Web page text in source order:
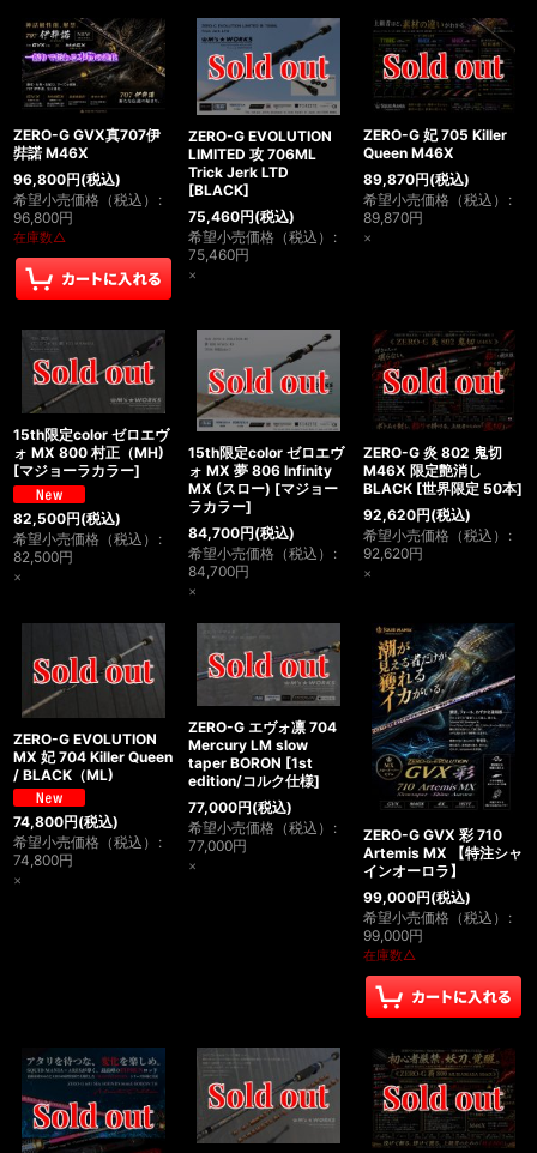
ZERO-G GVX真707伊
弉諾 M46X
96,800円(税込)
希望小売価格（税込） :
96,800円
在庫数△
ZERO-G EVOLUTION
LIMITED 攻 706ML
Trick Jerk LTD
[BLACK]
75,460円(税込)
希望小売価格（税込） :
75,460円
×
ZERO-G 妃 705 Killer
Queen M46X
89,870円(税込)
希望小売価格（税込） :
89,870円
×
15th限定color ゼロエヴ
ォ MX 800 村正（MH)
[マジョーラカラー]
82,500円(税込)
希望小売価格（税込） :
82,500円
×
15th限定color ゼロエヴ
ォ MX 夢 806 Infinity
MX (スロー) [マジョー
ラカラー]
84,700円(税込)
希望小売価格（税込） :
84,700円
×
ZERO-G 炎 802 鬼切
M46X 限定艶消し
BLACK [世界限定 50本]
92,620円(税込)
希望小売価格（税込） :
92,620円
×
ZERO-G EVOLUTION
MX 妃 704 Killer Queen
/ BLACK（ML)
74,800円(税込)
希望小売価格（税込） :
74,800円
×
ZERO-G エヴォ凛 704
Mercury LM slow
taper BORON [1st
edition/コルク仕様]
77,000円(税込)
希望小売価格（税込） :
77,000円
×
ZERO-G GVX 彩 710
Artemis MX 【特注シャ
インオーロラ】
99,000円(税込)
希望小売価格（税込） :
99,000円
在庫数△